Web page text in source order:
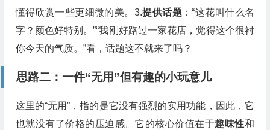
懂得欣赏一些更细微的美。3.提供话题：“这花叫什么名
字？颜色好特别。”“我刚好路过一家花店，觉得这个很衬
你今天的气质。”看，话题这不就来了吗？
思路二：一件“无用”但有趣的小玩意儿
这里的“无用”，指的是它没有强烈的实用功能，因此，它
也就没有了价格的压迫感。它的核心价值在于趣味性和